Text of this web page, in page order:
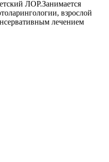
ЛОР.Занимается
взрослой
лечением